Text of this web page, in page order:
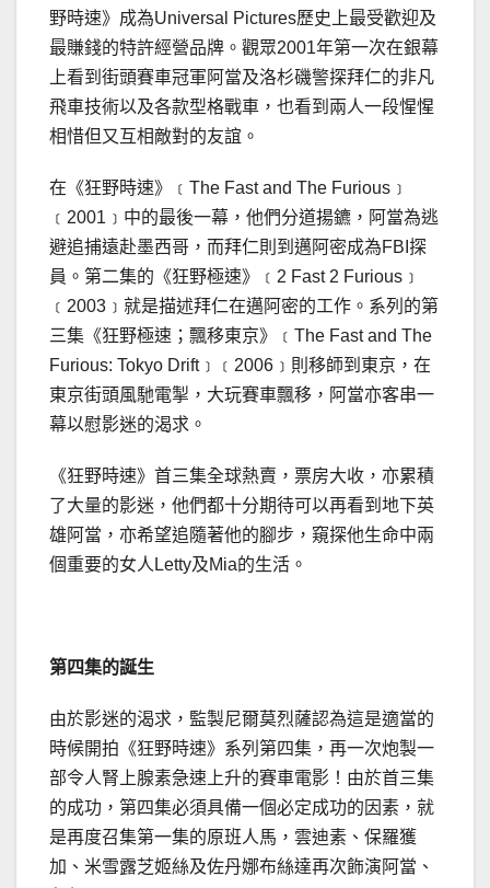
野時速》成為Universal Pictures歷史上最受歡迎及
最賺錢的特許經營品牌。觀眾2001年第一次在銀幕
上看到街頭賽車冠軍阿當及洛杉磯警探拜仁的非凡
飛車技術以及各款型格戰車，也看到兩人一段惺惺
相惜但又互相敵對的友誼。
在《狂野時速》﹝The Fast and The Furious﹞
﹝2001﹞中的最後一幕，他們分道揚鑣，阿當為逃
避追捕遠赴墨西哥，而拜仁則到邁阿密成為FBI探
員。第二集的《狂野極速》﹝2 Fast 2 Furious﹞
﹝2003﹞就是描述拜仁在邁阿密的工作。系列的第
三集《狂野極速；飄移東京》﹝The Fast and The
Furious: Tokyo Drift﹞﹝2006﹞則移師到東京，在
東京街頭風馳電掣，大玩賽車飄移，阿當亦客串一
幕以慰影迷的渴求。
《狂野時速》首三集全球熱賣，票房大收，亦累積
了大量的影迷，他們都十分期待可以再看到地下英
雄阿當，亦希望追隨著他的腳步，窺探他生命中兩
個重要的女人Letty及Mia的生活。
第四集的誕生
由於影迷的渴求，監製尼爾莫烈薩認為這是適當的
時候開拍《狂野時速》系列第四集，再一次炮製一
部令人腎上腺素急速上升的賽車電影！由於首三集
的成功，第四集必須具備一個必定成功的因素，就
是再度召集第一集的原班人馬，雲迪素、保羅獲
加、米雪露芝姬絲及佐丹娜布絲達再次飾演阿當、